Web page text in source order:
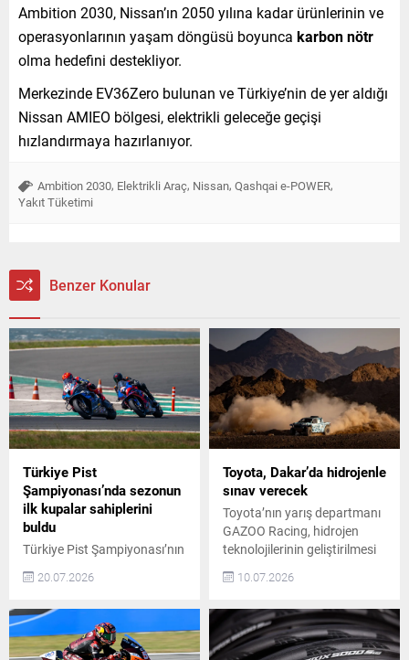
Ambition 2030, Nissan’ın 2050 yılına kadar ürünlerinin ve
operasyonlarının yaşam döngüsü boyunca karbon nötr
olma hedefini destekliyor.
Merkezinde EV36Zero bulunan ve Türkiye’nin de yer aldığı
Nissan AMIEO bölgesi, elektrikli geleceğe geçişi
hızlandırmaya hazırlanıyor.
Ambition 2030, Elektrikli Araç, Nissan, Qashqai e-POWER,
Yakıt Tüketimi
Benzer Konular
Türkiye Pist
Şampiyonası’nda sezonun
ilk kupalar sahiplerini
buldu
Türkiye Pist Şampiyonası’nın
Temmuz Demokrasi ve Milli
kapsamında İstanbul Park’ta
gerçekleşti. Yarışlar, Türkiye
20.07.2026
Toyota, Dakar’da hidrojenle
sınav verecek
Toyota’nın yarış departmanı
GAZOO Racing, hidrojen
teknolojilerinin geliştirilmesi
Şirket, 2027 Dakar Rallisi’nde
FC Hilux prototipiyle
yarışacağını açıkladı. Dakar
10.07.2026